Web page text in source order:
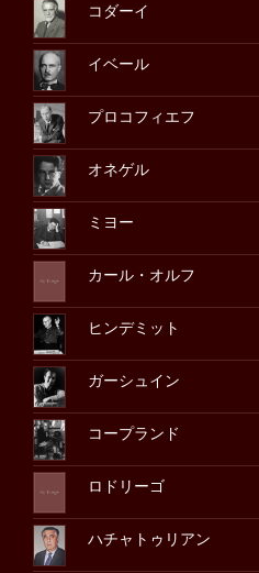
コダーイ
イベール
プロコフィエフ
オネゲル
ミヨー
カール・オルフ
ヒンデミット
ガーシュイン
コープランド
ロドリーゴ
ハチャトゥリアン